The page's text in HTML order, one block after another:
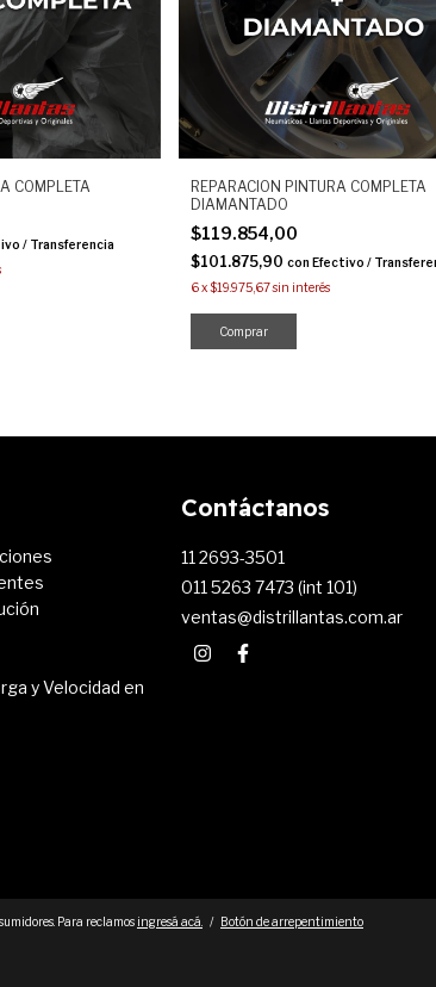
COMPLETA
/ Transferencia
REPARACION PINTURA COMPLETA
DIAMANTADO
$119.854,00
$101.875,90 con Efectivo /
6 x$19.975,67sin interés
Comprar
y Velocidad en
Contáctanos
11 2693-3501
011 5263 7473 (int 101)
ventas@distrillantas.com.ar
Para reclamos ingresá acá. / Botón de arrepentimiento